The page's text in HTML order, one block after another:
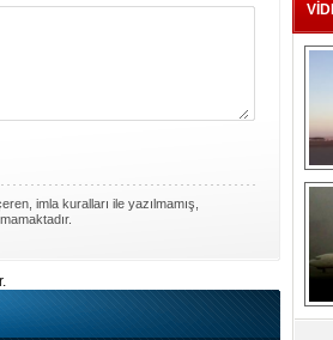
imla kuralları ile yazılmamış,